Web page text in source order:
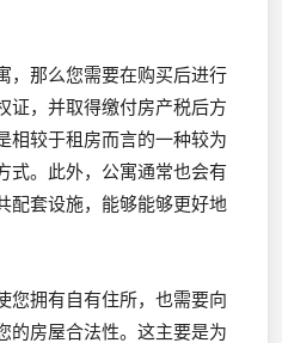
，那么您需要在购买后进行
证，并取得缴付房产税后方
相较于租房而言的一种较为
式。此外，公寓通常也会有
配套设施，能够能够更好地
您拥有自有住所，也需要向
的房屋合法性。这主要是为